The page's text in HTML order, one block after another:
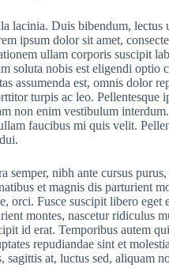
lacinia. Duis bibendum,
ipsum dolor sit amet,
ullam corporis suscipit
soluta nobis est eligendi
assumenda est, omnis dolor
turpis ac leo. Pellentesque
non enim vestibulum
faucibus mi quis velit.
semper, nibh ante cursus
et magnis dis parturient
orci. Fusce suscipit libero
montes, nascetur ridiculus
id erat. Temporibus autem
repudiandae sint et
at, luctus sed, aliquam